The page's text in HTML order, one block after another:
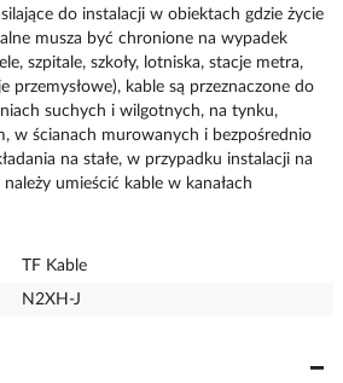
do instalacji w obiektach gdzie życie
musza być chronione na wypadek
szpitale, szkoły, lotniska, stacje metra,
przemysłowe), kable są przeznaczone do
suchych i wilgotnych, na tynku,
w ścianach murowanych i bezpośrednio
na stałe, w przypadku instalacji na
umieścić kable w kanałach
TF Kable
N2XH-J